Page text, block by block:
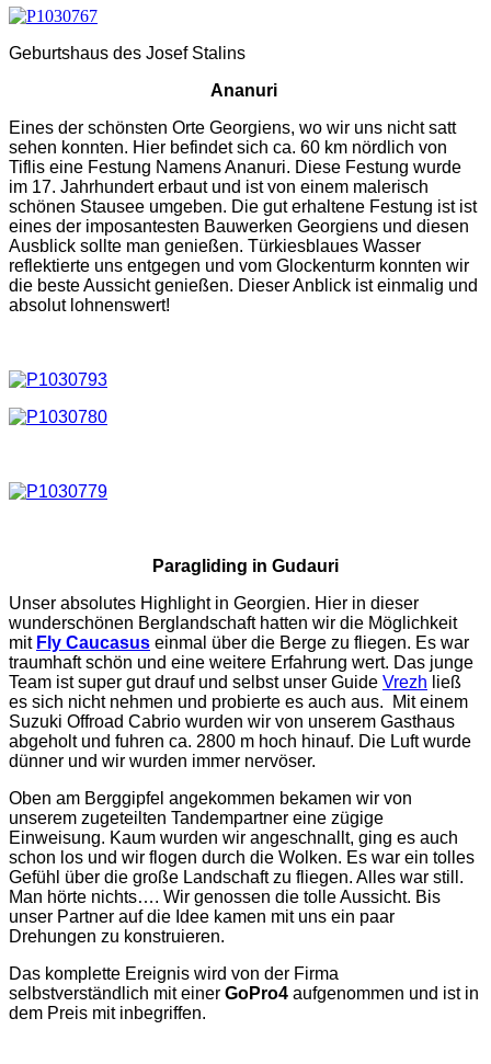
Geburtshaus des Josef Stalins
Ananuri
Eines der schönsten Orte Georgiens, wo wir uns nicht satt
sehen konnten. Hier befindet sich ca. 60 km nördlich von
Tiflis eine Festung Namens Ananuri. Diese Festung wurde
im 17. Jahrhundert erbaut und ist von einem malerisch
schönen Stausee umgeben. Die gut erhaltene Festung ist ist
eines der imposantesten Bauwerken Georgiens und diesen
Ausblick sollte man genießen. Türkiesblaues Wasser
reflektierte uns entgegen und vom Glockenturm konnten wir
die beste Aussicht genießen. Dieser Anblick ist einmalig und
absolut lohnenswert!
Paragliding in Gudauri
Unser absolutes Highlight in Georgien. Hier in dieser
wunderschönen Berglandschaft hatten wir die Möglichkeit
mit Fly Caucasus einmal über die Berge zu fliegen. Es war
traumhaft schön und eine weitere Erfahrung wert. Das junge
Team ist super gut drauf und selbst unser Guide Vrezh ließ
es sich nicht nehmen und probierte es auch aus. Mit einem
Suzuki Offroad Cabrio wurden wir von unserem Gasthaus
abgeholt und fuhren ca. 2800 m hoch hinauf. Die Luft wurde
dünner und wir wurden immer nervöser.
Oben am Berggipfel angekommen bekamen wir von
unserem zugeteilten Tandempartner eine zügige
Einweisung. Kaum wurden wir angeschnallt, ging es auch
schon los und wir flogen durch die Wolken. Es war ein tolles
Gefühl über die große Landschaft zu fliegen. Alles war still.
Man hörte nichts…. Wir genossen die tolle Aussicht. Bis
unser Partner auf die Idee kamen mit uns ein paar
Drehungen zu konstruieren.
Das komplette Ereignis wird von der Firma
selbstverständlich mit einer GoPro4 aufgenommen und ist in
dem Preis mit inbegriffen.